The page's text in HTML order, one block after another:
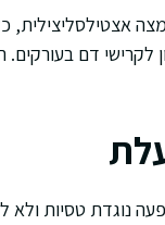
אצטילסליצילית,
דם בעורקים.
נוגדת טסיות